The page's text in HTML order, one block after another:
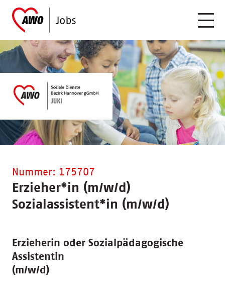
Nummer: 175707
Erzieher*in (m/w/d)
Sozialassistent*in (m/w/d)
Erzieherin oder Sozialpädagogische
Assistentin
(m/w/d)